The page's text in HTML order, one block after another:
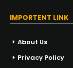
IMPORTENT LINK
About Us
Privacy Policy